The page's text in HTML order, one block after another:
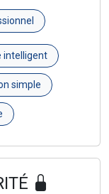
intelligent
simple